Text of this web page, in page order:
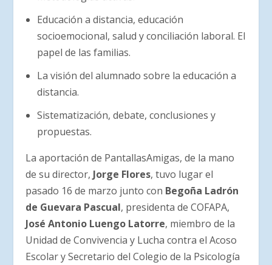
Educación a distancia, educación
socioemocional, salud y conciliación laboral. El
papel de las familias.
La visión del alumnado sobre la educación a
distancia.
Sistematización, debate, conclusiones y
propuestas.
La aportación de PantallasAmigas, de la mano
de su director, Jorge Flores, tuvo lugar el
pasado 16 de marzo junto con Begoña Ladrón
de Guevara Pascual, presidenta de COFAPA,
José Antonio Luengo Latorre, miembro de la
Unidad de Convivencia y Lucha contra el Acoso
Escolar y Secretario del Colegio de la Psicología